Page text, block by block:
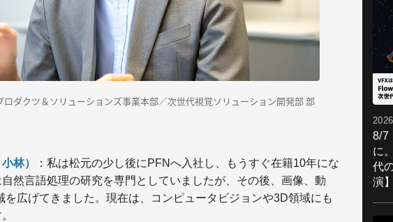
ダクツ＆ソリューションズ事業本部／次世代視覚ソリューション開発部 部
林）
：私は松元の少し後にPFNへ入社し、もうすぐ在籍10年にな
然言語処理の研究を専門としていましたが、その後、画像、動
を広げてきました。現在は、コンピュータビジョンや3D領域にも
8/7
に
代
演